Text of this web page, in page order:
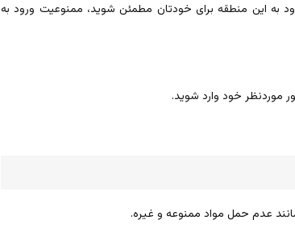
به این منطقه برای خودتان مطمئن شوید، ممنوعیت ورود به
موردنظر خود وارد شوید.
عدم حمل مواد ممنوعه و غیره.